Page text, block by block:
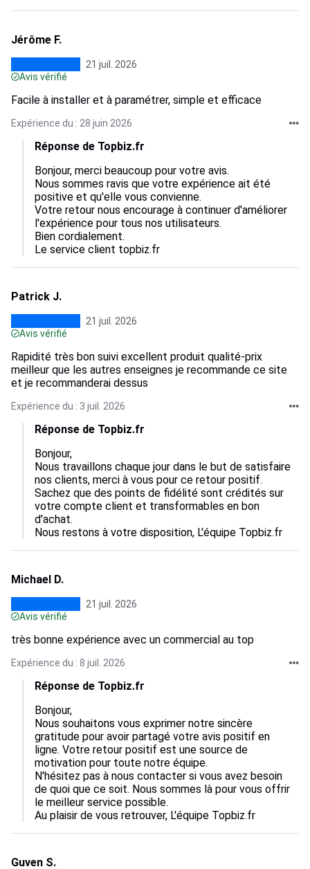
Jérôme F.
21 juil. 2026
Avis vérifié
Facile à installer et à paramétrer, simple et efficace
Expérience du : 28 juin 2026
Réponse de Topbiz.fr
Bonjour, merci beaucoup pour votre avis.
Nous sommes ravis que votre expérience ait été
positive et qu'elle vous convienne.
Votre retour nous encourage à continuer d'améliorer
l'expérience pour tous nos utilisateurs.
Bien cordialement.
Le service client topbiz.fr
Patrick J.
21 juil. 2026
Avis vérifié
Rapidité très bon suivi excellent produit qualité-prix
meilleur que les autres enseignes je recommande ce site
et je recommanderai dessus
Expérience du : 3 juil. 2026
Réponse de Topbiz.fr
Bonjour,
Nous travaillons chaque jour dans le but de satisfaire
nos clients, merci à vous pour ce retour positif.
Sachez que des points de fidélité sont crédités sur
votre compte client et transformables en bon
d'achat.
Nous restons à votre disposition, L'équipe Topbiz.fr
Michael D.
21 juil. 2026
Avis vérifié
très bonne expérience avec un commercial au top
Expérience du : 8 juil. 2026
Réponse de Topbiz.fr
Bonjour,
Nous souhaitons vous exprimer notre sincère
gratitude pour avoir partagé votre avis positif en
ligne. Votre retour positif est une source de
motivation pour toute notre équipe.
N'hésitez pas à nous contacter si vous avez besoin
de quoi que ce soit. Nous sommes là pour vous offrir
le meilleur service possible.
Au plaisir de vous retrouver, L'équipe Topbiz.fr
Guven S.